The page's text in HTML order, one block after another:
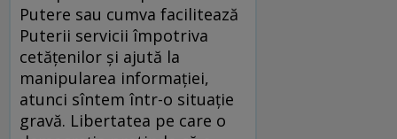
Putere sau cumva facilitează
Puterii servicii împotriva
cetățenilor și ajută la
manipularea informației,
atunci sîntem într-o situație
gravă. Libertatea pe care o